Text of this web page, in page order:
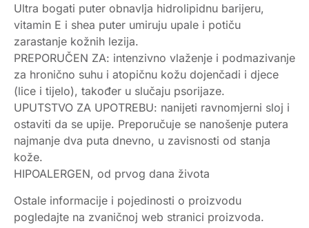
Ultra bogati puter obnavlja hidrolipidnu barijeru,
vitamin E i shea puter umiruju upale i potiču
zarastanje kožnih lezija.
PREPORUČEN ZA: intenzivno vlaženje i podmazivanje
za hronično suhu i atopičnu kožu dojenčadi i djece
(lice i tijelo), također u slučaju psorijaze.
UPUTSTVO ZA UPOTREBU: nanijeti ravnomjerni sloj i
ostaviti da se upije. Preporučuje se nanošenje putera
najmanje dva puta dnevno, u zavisnosti od stanja
kože.
HIPOALERGEN, od prvog dana života
Ostale informacije i pojedinosti o proizvodu
pogledajte na zvaničnoj web stranici proizvoda.